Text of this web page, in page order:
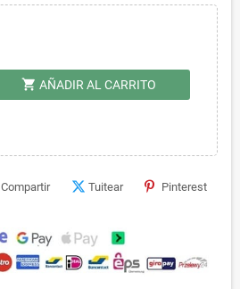
shopping_cart AÑADIR AL CARRITO
Compartir Tuitear Pinterest